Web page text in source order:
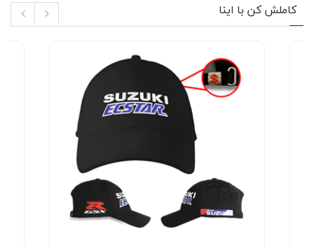
کاملش کن با اینا